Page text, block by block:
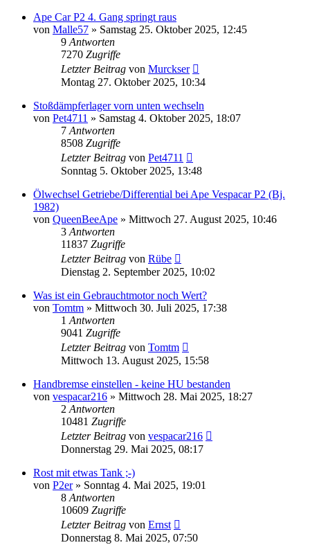
Ape Car P2 4. Gang springt raus
von Malle57 » Samstag 25. Oktober 2025, 12:45
9 Antworten
7270 Zugriffe
Letzter Beitrag von Murckser
Montag 27. Oktober 2025, 10:34
Stoßdämpferlager vorn unten wechseln
von Pet4711 » Samstag 4. Oktober 2025, 18:07
7 Antworten
8508 Zugriffe
Letzter Beitrag von Pet4711
Sonntag 5. Oktober 2025, 13:48
Ölwechsel Getriebe/Differential bei Ape Vespacar P2 (Bj.
1982)
von QueenBeeApe » Mittwoch 27. August 2025, 10:46
3 Antworten
11837 Zugriffe
Letzter Beitrag von Rübe
Dienstag 2. September 2025, 10:02
Was ist ein Gebrauchtmotor noch Wert?
von Tomtm » Mittwoch 30. Juli 2025, 17:38
1 Antworten
9041 Zugriffe
Letzter Beitrag von Tomtm
Mittwoch 13. August 2025, 15:58
Handbremse einstellen - keine HU bestanden
von vespacar216 » Mittwoch 28. Mai 2025, 18:27
2 Antworten
10481 Zugriffe
Letzter Beitrag von vespacar216
Donnerstag 29. Mai 2025, 08:17
Rost mit etwas Tank ;-)
von P2er» Sonntag 4. Mai 2025, 19:01
8 Antworten
10609 Zugriffe
Letzter Beitrag von Ernst
Donnerstag 8. Mai 2025, 07:50